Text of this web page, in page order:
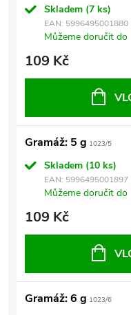
Skladem (7 ks)
EAN: 5996495001880
Můžeme doručit do
109 Kč
Gramáž: 5 g 1023/5
Skladem (10 ks)
EAN: 5996495001897
Můžeme doručit do
109 Kč
Gramáž: 6 g 1023/6